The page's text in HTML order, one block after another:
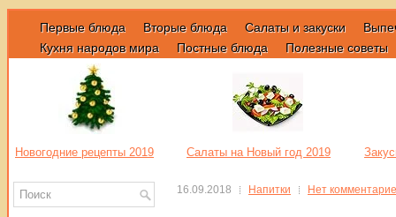
Первые блюда Вторые блюда Салаты и закуски
Кухня народов мира
Постные блюда Полезные советы
Новогодние рецепты 2019 Салаты на Новый год 2019
16.09.2018 Напитки Нет